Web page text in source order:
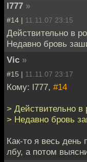
l777 »
#14 | 11.11.07 23:15
Действительно в
Недавно бровь
Vic »
#15 | 11.11.07 23:17
Кому: l777, #14
> Действительно в
> Недавно бровь
Как-то я весь
лбу, а потом